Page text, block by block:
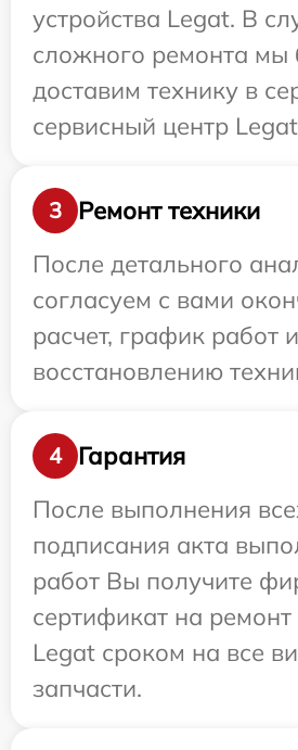
устройства Legat. В
сложного ремонта мы
доставим технику в
сервисный центр
3
Ремонт техники
После детального
согласуем с вами
расчет, график работ
восстановлению
4
Гарантия
После выполнения
подписания акта
работ Вы получите
сертификат на ремонт
Legat сроком на все
запчасти.